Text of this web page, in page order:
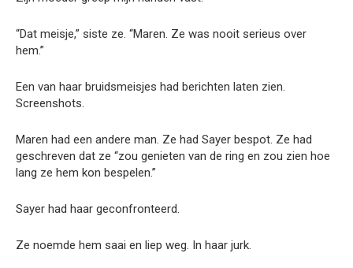
“Dat meisje,” siste ze. “Maren. Ze was nooit serieus over
hem.”
Een van haar bruidsmeisjes had berichten laten zien.
Screenshots.
Maren had een andere man. Ze had Sayer bespot. Ze had
geschreven dat ze “zou genieten van de ring en zou zien hoe
lang ze hem kon bespelen.”
Sayer had haar geconfronteerd.
Ze noemde hem saai en liep weg. In haar jurk.